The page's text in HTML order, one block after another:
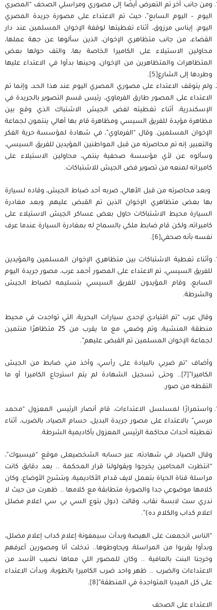
ومن جانب آخر تم التعرض أيضًا إلى مصوري ومراسلي الصحف “المصري
اليوم – اليوم السابع”، حيث تم الاعتداء على مصورة جريدة المصري
اليوم، إيناس مرزوق، أثناء تغطيتها لوقفة الإخوان المسلمين عند دار
القضاء، من جانب متظاهري الإخوان، الذين سألوها عن جهة عملها،
محاولين الاستيلاء على الكاميرا الخاصة بها، والتف حولها بعض
المتظاهرات والمتظاهرين من الإخوان، وحينها بدأوا في الاعتداء عليها
وطردها إلى الشارع[5]
.
ولم يتوقف الاعتداء على مصوري المصري اليوم عند هذا الحد، وإنما تم
الاعتداء على المصور طارق الفرماوي، رئيس قسم التصوير بالجريدة في
الإسكندرية، أثناء تغطيته لفض الجيش الاشتباك الذي وقع بين
مظاهرة مؤيدة للفريق السيسي ومظاهرة قام بها أهالي ينتمون لجماعة
الإخوان المسلمين. وقال “الفرماوي”، في شهادة لمؤسسة حرية الفكر
والتعبير، إنه تم محاصرته من قبل المواطنين المؤيدين للفريق السيسي،
وسألوه عن لأي مؤسسة صحفية ينتمي، محاولين الاستيلاء على
كاميراته لمنعه من تصوير فض الجيش للاشتباكات.
وبعد محاصرته من قبل الأهالي، ضربه أحد ضباط الجيش، وقاده لسيارة
بها بعض متظاهري الإخوان الذين تم القبض عليهم. وبعد مغادرة
السيارة محيط الاشتباكات حاول بعض عساكر الجيش الاستيلاء على
كاميراته، ولكن قام ضابط ملكي بالسماح له بمغادرة السيارة عندما عرف
نفسه بأنه صحفي [6]
.
وأثناء تغطية الاشتباكات بين متظاهري الإخوان المسلمين والمؤيدين
للفريق السيسي، تم الاعتداء على المصور أحمد عرب، مصور جريدة اليوم
السابع، وقام المؤيدون للفريق السيسي بتسليمه لضباط الجيش
والشرطة.
وقال عرب “تم اقتيادي لإحدى سيارات البحرية، التي تواجدت في محيط
منطقة المنشية، وتم وضعي مع ما يقرب من 25 متظاهرًا منتمين
لجماعة الإخوان المسلمين تم القبض عليهم”.
وأضاف “تم ضربي بالبيادة على رأسي، وأخذ مني ضابط من الجيش
الكاميرا”[7]
.. وحتى تسجيل الشهادة لم يتم استرجاع الكاميرا أو ما
التقطه من صور.
واستمرارًا لمسلسل الاعتداءات، قام أنصار الرئيس المعزول “محمد
مرسي” بالاعتداء على مصور جريدة البديل، حسام الصياد، بالضرب، أثناء
تغطيته أحداث محاكمة الرئيس المعزول بأكاديمية الشرطة.
وقال الصياد في شهادته، عبر حسابه الشخصيعلى موقع “فيسبوك”،
“انتظرت المحامين يخرجوا ويقولولنا قرار المحكمة .. بعد دقايق كانت
مراسلة قناة الحياة بتعمل لايف قدام الأكاديمية، وبتشرح الأوضاع، وكان
كلامها موضوعي جدا والصورة متطابقة مع كلامها .. ظهرت من حيث لا
ندري ست لابسة نقاب، وقالت (دول بتوع السي بي سي اعلام مضلل
اعلام كداب والكلام ده)”.
“الناس اتجمعت على الهيصة وبدأت سيمفونة إعلام كداب إعلام مضلل،
وبدأوا يقربوا من المراسلة، ويحاوطوها.. تدخلت أنا ومصورين أعرفهم
وخرجنا البنت بالعافية .. وكان للمصور اللي معاها نصيب الأسد من
الاعتداءات والضرب .. ظهر واحد ضرب الكاميرا بالطوبة، وبدأت الاعتداء
على كل الميديا المتواجدة في المنطقة”[8]
.
الاعتداء على الصحف